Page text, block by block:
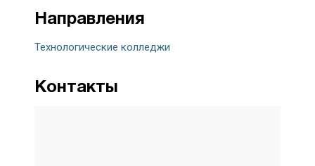
Направления
Технологические колледжи
Контакты